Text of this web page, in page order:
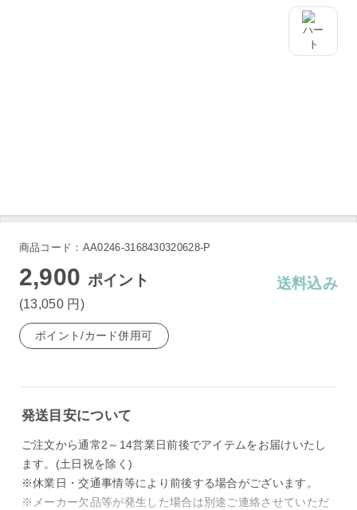
商品コード：AA0246-3168430320628-P
2,900 ポイント
(13,050 円 )
送料込み
ポイント/カード併用可
発送目安について
ご注文から通常2～14営業日前後でアイテムをお届けいたし
ます。(土日祝を除く)
※休業日・交通事情等により前後する場合がございます。
※メーカー欠品等が発生した場合は別途ご連絡させていただ